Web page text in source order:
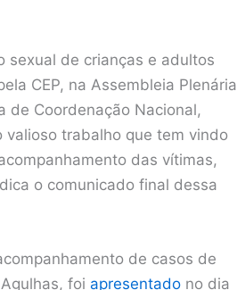
sexual de crianças e adultos
CEP, na Assembleia Plenária
de Coordenação Nacional,
valioso trabalho que tem vindo
das vítimas,
o comunicado final dessa
de casos de
foi apresentado no dia